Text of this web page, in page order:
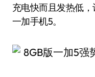
充电快而且发热低
一加手机5。